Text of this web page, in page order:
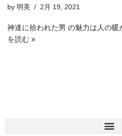
by 明美 2月 19, 2021
神達に拾われた男 の魅力は人の
を読む »